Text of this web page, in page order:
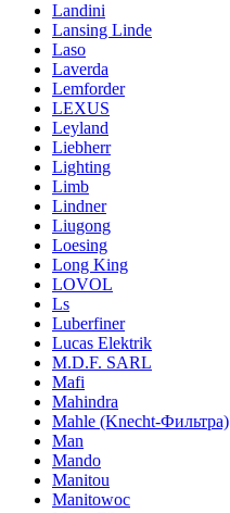
Landini
Lansing Linde
Laso
Laverda
Lemforder
LEXUS
Leyland
Liebherr
Lighting
Limb
Lindner
Liugong
Loesing
Long King
LOVOL
Ls
Luberfiner
Lucas Elektrik
M.D.F. SARL
Mafi
Mahindra
Mahle (Knecht-Фильтра)
Man
Mando
Manitou
Manitowoc